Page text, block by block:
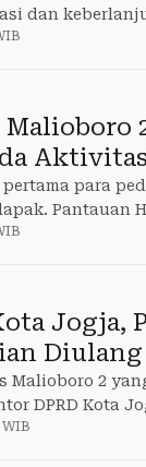
dan
Malioboro
para
Pantauan
Jogja,
Diulang
Malioboro 2
DPRD Kota